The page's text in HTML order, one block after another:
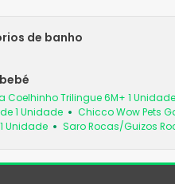
de banho
Coelhinho Trilingue 6M+ 1 Unidade
1 Unidade
Chicco Wow Pets
Unidade Saro Rocas/Guizos